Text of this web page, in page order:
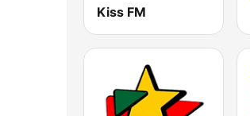
Kiss FM